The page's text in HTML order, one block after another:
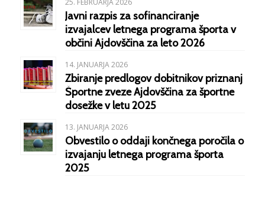
Javni razpis za sofinanciranje
izvajalcev letnega programa športa v
občini Ajdovščina za leto 2026
14. JANUARJA 2026
Zbiranje predlogov dobitnikov priznanj
Športne zveze Ajdovščina za športne
dosežke v letu 2025
13. JANUARJA 2026
Obvestilo o oddaji končnega poročila o
izvajanju letnega programa športa
2025